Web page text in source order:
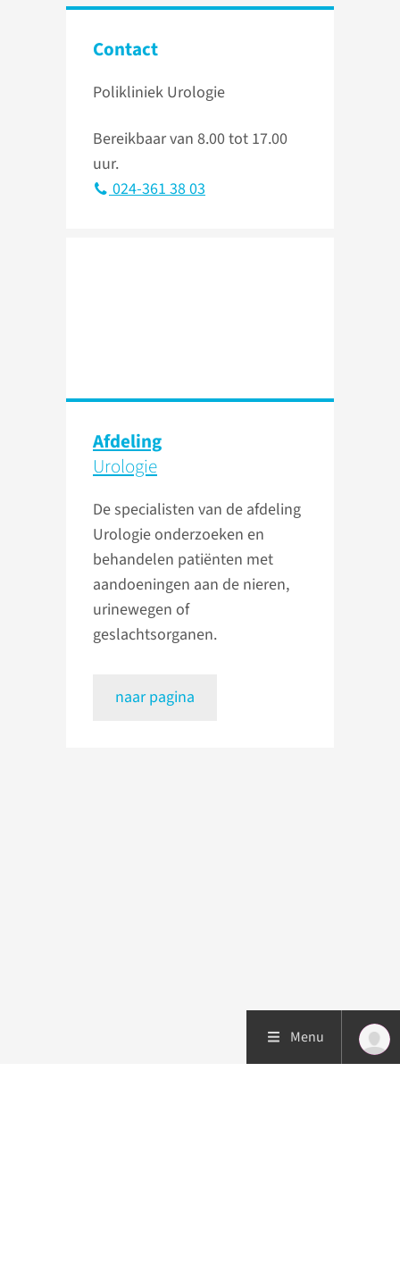
Contact
Polikliniek Urologie
Bereikbaar van 8.00 tot 17.00
uur.
024-361 38 03
Afdeling
Urologie
De specialisten van de afdeling
Urologie onderzoeken en
behandelen patiënten met
aandoeningen aan de nieren,
urinewegen of
geslachtsorganen.
naar pagina
Menu